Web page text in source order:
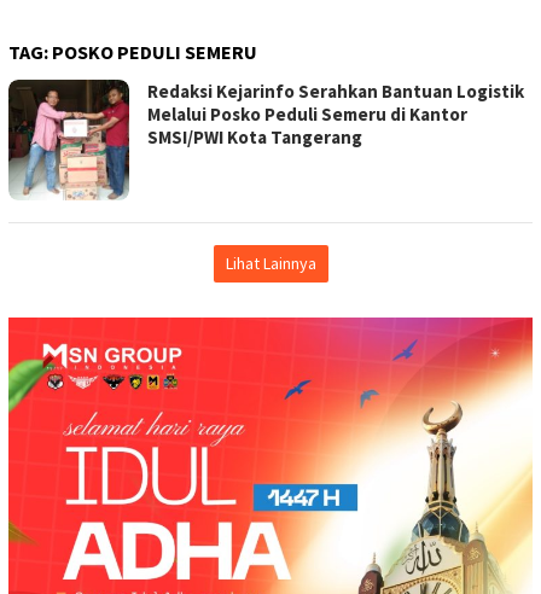
TAG: POSKO PEDULI SEMERU
Redaksi Kejarinfo Serahkan Bantuan Logistik
Melalui Posko Peduli Semeru di Kantor
SMSI/PWI Kota Tangerang
Lihat Lainnya